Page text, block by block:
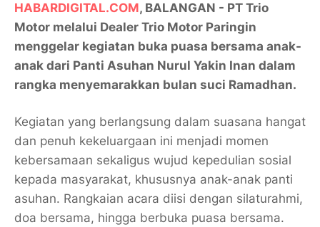
HABARDIGITAL.COM, BALANGAN - PT Trio
Motor melalui Dealer Trio Motor Paringin
menggelar kegiatan buka puasa bersama anak-
anak dari Panti Asuhan Nurul Yakin Inan dalam
rangka menyemarakkan bulan suci Ramadhan.
Kegiatan yang berlangsung dalam suasana hangat
dan penuh kekeluargaan ini menjadi momen
kebersamaan sekaligus wujud kepedulian sosial
kepada masyarakat, khususnya anak-anak panti
asuhan. Rangkaian acara diisi dengan silaturahmi,
doa bersama, hingga berbuka puasa bersama.